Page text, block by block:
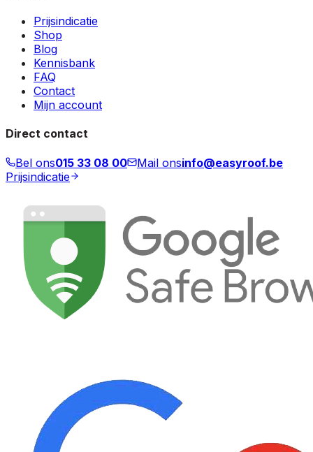
Prijsindicatie
Shop
Blog
Kennisbank
FAQ
Contact
Mijn account
Direct contact
Bel ons015 33 08 00 Mail onsinfo@easyroof.be
Prijsindicatie